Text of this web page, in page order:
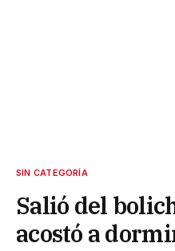
SIN CATEGORÍA
Salió del
acostó a